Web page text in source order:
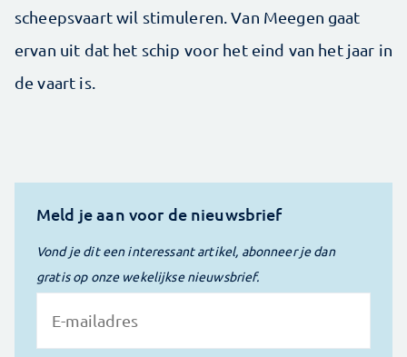
scheepsvaart wil stimuleren. Van Meegen gaat
ervan uit dat het schip voor het eind van het jaar in
de vaart is.
Meld je aan voor de nieuwsbrief
Vond je dit een interessant artikel, abonneer je dan
gratis op onze wekelijkse nieuwsbrief.